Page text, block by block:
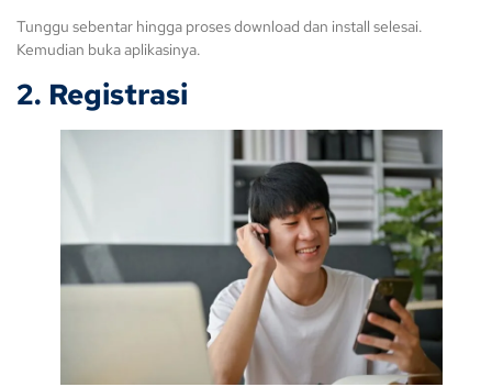
Tunggu sebentar hingga proses download dan install selesai.
Kemudian buka aplikasinya.
2. Registrasi